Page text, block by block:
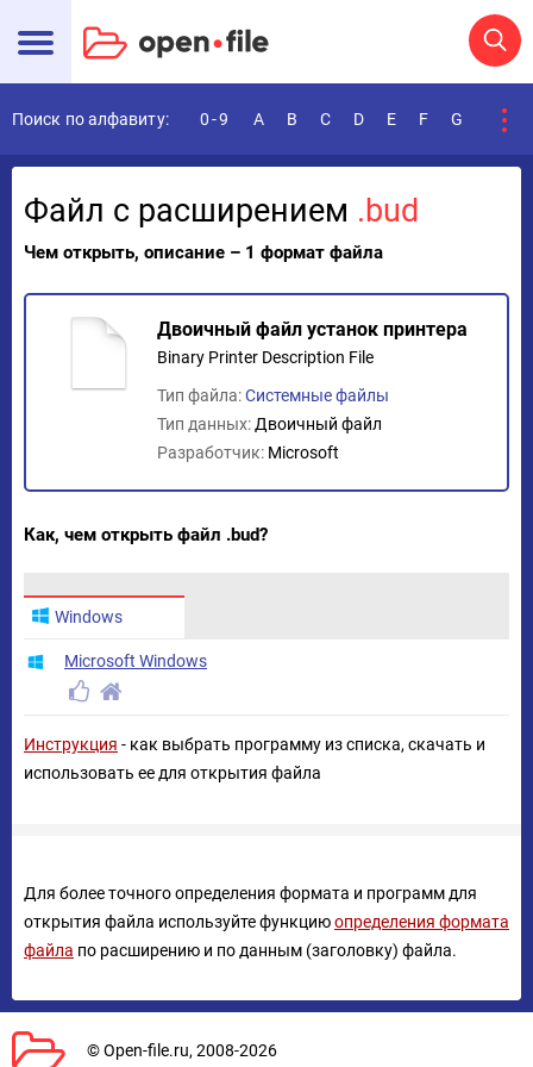
Поиск по алфавиту: 0-9 A B C D E F G
Файл с расширением .bud
Чем открыть, описание – 1 формат файла
Двоичный файл устанок принтера
Binary Printer Description File
Тип файла:Системные файлы
Тип данных: Двоичный файл
Разработчик: Microsoft
Как, чем открыть файл .bud?
Windows
Microsoft Windows
Инструкция - как выбрать программу из списка, скачать и
использовать ее для открытия файла
Для более точного определения формата и программ для
открытия файла используйте функциюопределения формата
файла по расширению и по данным (заголовку) файла.
© Open-file.ru, 2008-2026